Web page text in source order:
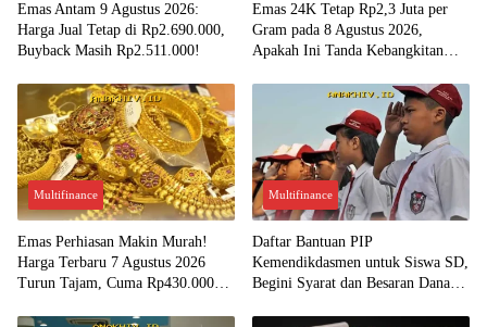
Emas Antam 9 Agustus 2026:
Harga Jual Tetap di Rp2.690.000,
Buyback Masih Rp2.511.000!
Emas 24K Tetap Rp2,3 Juta per
Gram pada 8 Agustus 2026,
Apakah Ini Tanda Kebangkitan
Multifinance
Emas Perhiasan Makin Murah!
Harga Terbaru 7 Agustus 2026
Turun Tajam, Cuma Rp430.000
Multifinance
Daftar Bantuan PIP
Kemendikdasmen untuk Siswa SD,
Begini Syarat dan Besaran Dana